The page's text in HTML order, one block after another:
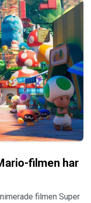
filmen har
filmen Super